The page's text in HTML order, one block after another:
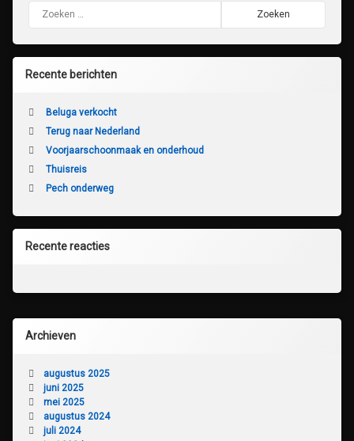
Zoeken naar:
Recente berichten
Beluga verkocht
Terug naar Nederland
Voorjaarschoonmaak en onderhoud
Thuisreis
Pech onderweg
Recente reacties
Archieven
augustus 2025
juni 2025
mei 2025
augustus 2024
juli 2024